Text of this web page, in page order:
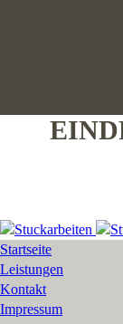
Startseite
Leistungen
Kontakt
Impressum